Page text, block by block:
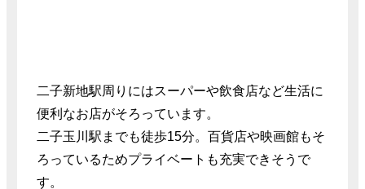
二子新地駅周りにはスーパーや飲食店など生活に
便利なお店がそろっています。
二子玉川駅までも徒歩15分。百貨店や映画館もそ
ろっているためプライベートも充実できそうで
す。